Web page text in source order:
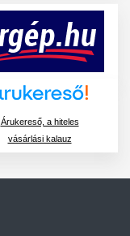
Árukereső, a hiteles
vásárlási kalauz